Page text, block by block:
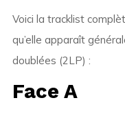
Voici la tracklist
qu’elle apparaît
doublées (2LP) :
Face A